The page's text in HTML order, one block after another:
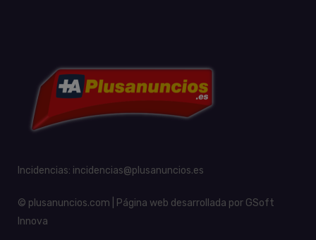
Incidencias: incidencias@plusanuncios.es
© plusanuncios.com | Página web desarrollada por GSoft
Innova